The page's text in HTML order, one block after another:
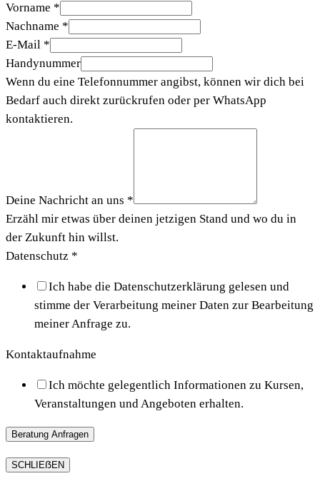
Vorname *
Nachname *
E-Mail *
Handynummer
Wenn du eine Telefonnummer angibst, können wir dich bei
Bedarf auch direkt zurückrufen oder per WhatsApp
kontaktieren.
Deine Nachricht an uns *
Erzähl mir etwas über deinen jetzigen Stand und wo du in
der Zukunft hin willst.
Datenschutz *
Ich habe die Datenschutzerklärung gelesen und
stimme der Verarbeitung meiner Daten zur Bearbeitung
meiner Anfrage zu.
Kontaktaufnahme
Ich möchte gelegentlich Informationen zu Kursen,
Veranstaltungen und Angeboten erhalten.
Beratung Anfragen
SCHLIEẞEN